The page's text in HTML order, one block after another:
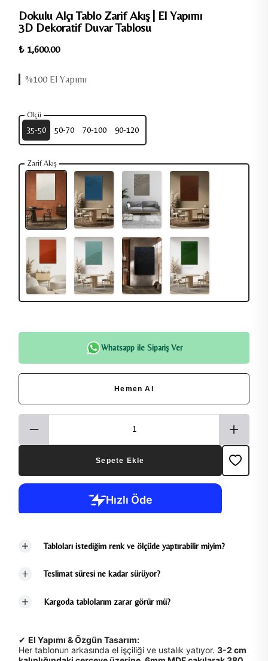
Dokulu Alçı Tablo Zarif Akış | El Yapımı
3D Dekoratif Duvar Tablosu
₺ 1,600.00
%100 El Yapımı
Ölçü
35-50 50-70 70-100 90-120
Zarif Akış
Whatsapp ile Sipariş Ver
Hemen Al
Sepete Ekle
Tabloları istediğim renk ve ölçüde yaptırabilir miyim?
Teslimat süresi ne kadar sürüyor?
Kargoda tablolarım zarar görür mü?
✔ El Yapımı & Özgün Tasarım:
Her tablonun arkasında el işçiliği ve ustalık yatıyor. 3-2 cm